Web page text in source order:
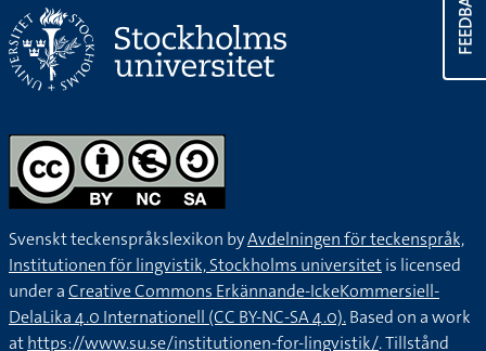
Svenskt teckenspråkslexikon byAvdelningen för teckenspråk,
Institutionen för lingvistik, Stockholms universitetis licensed
under aCreative Commons Erkännande-IckeKommersiell-
DelaLika 4.0 Internationell (CC BY-NC-SA 4.0).Based on a work
athttps://www.su.se/institutionen-for-lingvistik/. Tillstånd